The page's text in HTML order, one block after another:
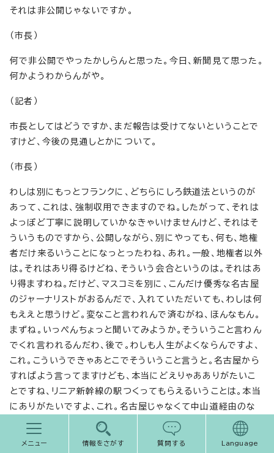
それは非公開じゃないですか。
（市長）
何で非公開でやったかしらんと思った。今日、新聞見て思った。
何かようわからんがや。
（記者）
市長としてはどうですか、まだ報告は受けてないということで
すけど、今後の見通しとかについて。
（市長）
わしは別にもっとフランクに、どちらにしろ鉄道法というのが
あって、これは、強制収用できますのでね。したがって、それは
よっぽど丁寧に説明していかなきゃいけませんけど、それはそ
ういうものですから、公開しながら、別にやっても、何も、地権
者だけ来るいうことになっとったわね、あれ。一般、地権者以外
は。それはあり得るけどね、そういう会合というのは。それはあ
り得ますわね。だけど、マスコミを別に、こんだけ優秀な名古屋
のジャーナリストがおるんだで、入れていただいても、わしは何
もええと思うけど。変なこと言われんで済むがね、ほんなもん。
まずね。いっぺんちょっと聞いてみようか。そういうこと言わん
でくれ言われるんだわ、後で。わしも人生がよくならんですよ、
これ。こういうできゃあとこでそういうこと言うと。名古屋から
すればよう言ってますけども、本当にどえりゃあありがたいこ
とですね、リニア新幹線の駅つくってもらえるいうことは。本当
にありがたいですよ、これ。名古屋じゃなくて中山道経由のな
いいうわけじゃないからね。明治の初めはそういう説があっ
メニュー 情報をさがす 質問する Language